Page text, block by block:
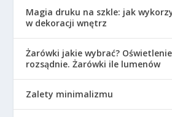
Magia druku na szkle: jak
w dekoracji wnętrz
Żarówki jakie wybrać?
rozsądnie. Żarówki ile lumenów
Zalety minimalizmu